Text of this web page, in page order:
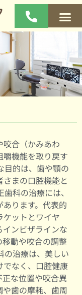
合（かみあわ
機能を取り戻す
目的は、歯や顎の
まの口腔機能と
科の治療には、
ります。代表的
ットとワイヤ
ンビザラインな
動や咬合の調整
の治療は、美しい
でなく、口腔健康
な位置や咬合異
歯の摩耗、歯周